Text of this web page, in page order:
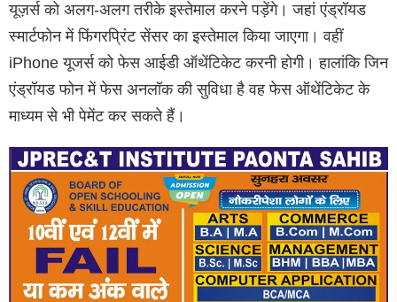
यूज़र्स को अलग-अलग तरीके इस्तेमाल करने पड़ेंगे। जहां एंड्रॉयड
स्मार्टफोन में फिंगरप्रिंट सेंसर का इस्तेमाल किया जाएगा। वहीं
iPhone यूजर्स को फेस आईडी ऑथेंटिकेट करनी होगी। हालांकि जिन
एंड्रॉयड फोन में फेस अनलॉक की सुविधा है वह फेस ऑथेंटिकेट के
माध्यम से भी पेमेंट कर सकते हैं।